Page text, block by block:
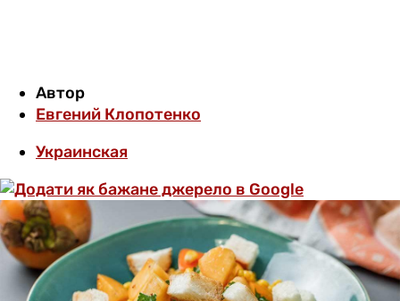
Автор
Евгений Клопотенко
Украинская